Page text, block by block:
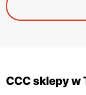
CCC sklepy